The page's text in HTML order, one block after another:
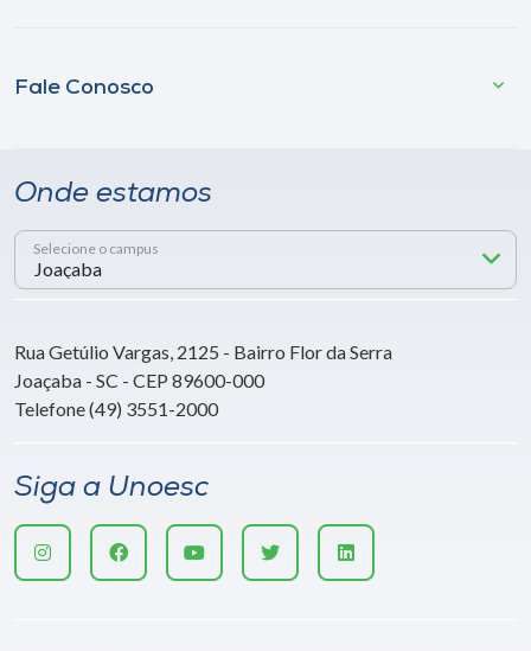
Fale Conosco
Onde estamos
Selecione o campus
Rua Getúlio Vargas, 2125 - Bairro Flor da Serra
Joaçaba - SC - CEP 89600-000
Telefone (49) 3551-2000
Siga a Unoesc